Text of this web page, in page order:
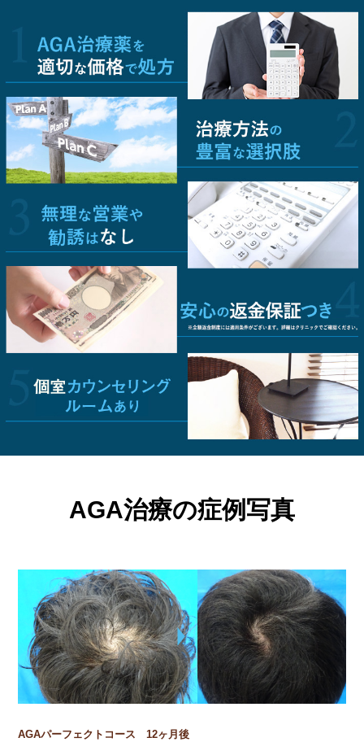
AGA治療の症例写真
AGAパーフェクトコース 12ヶ月後